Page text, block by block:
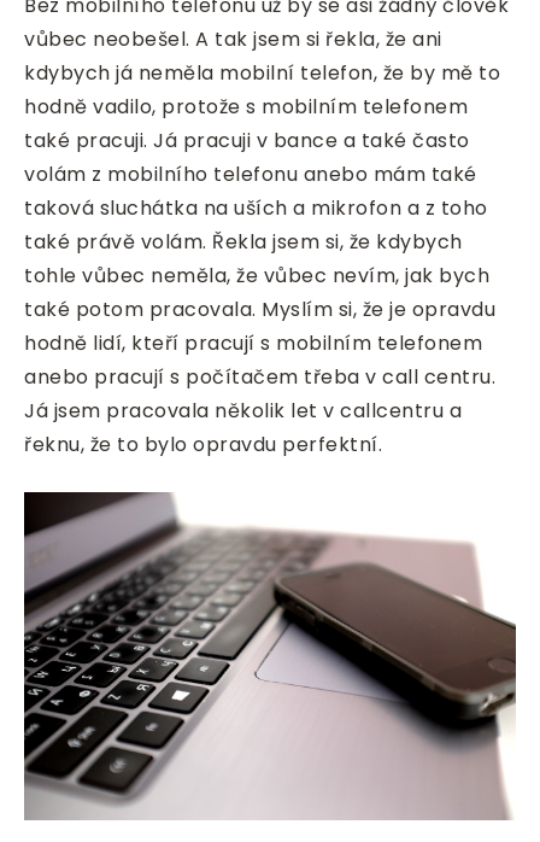
vůbec neobešel. A tak jsem si řekla, že ani
kdybych já neměla mobilní telefon, že by mě to
hodně vadilo, protože s mobilním telefonem
také pracuji. Já pracuji v bance a také často
volám z mobilního telefonu anebo mám také
taková sluchátka na uších a mikrofon a z toho
také právě volám. Řekla jsem si, že kdybych
tohle vůbec neměla, že vůbec nevím, jak bych
také potom pracovala. Myslím si, že je opravdu
hodně lidí, kteří pracují s mobilním telefonem
anebo pracují s počítačem třeba v call centru.
Já jsem pracovala několik let v callcentru a
řeknu, že to bylo opravdu perfektní.